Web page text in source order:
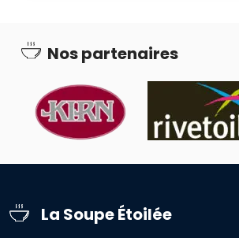
Nos partenaires
La Soupe Étoilée